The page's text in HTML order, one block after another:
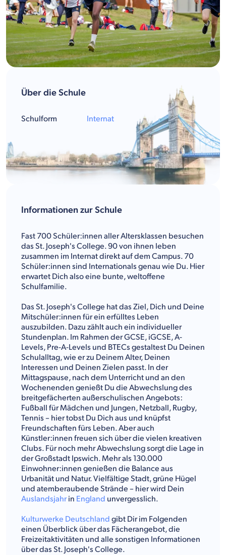
Informationen zur Schule
Fast 700 Schüler:innen aller Altersklassen besuchen
das St. Joseph's College. 90 von ihnen leben
zusammen im Internat direkt auf dem Campus. 70
Schüler:innen sind Internationals genau wie Du. Hier
erwartet Dich also eine bunte, weltoffene
Schulfamilie.
Das St. Joseph's College hat das Ziel, Dich und Deine
Mitschüler:innen für ein erfülltes Leben
auszubilden. Dazu zählt auch ein individueller
Stundenplan. Im Rahmen der GCSE, iGCSE, A-
Levels, Pre-A-Levels und BTECs gestaltest Du Deinen
Schulalltag, wie er zu Deinem Alter, Deinen
Interessen und Deinen Zielen passt. In der
Mittagspause, nach dem Unterricht und an den
Wochenenden genießt Du die Abwechslung des
breitgefächerten außerschulischen Angebots:
Fußball für Mädchen und Jungen, Netzball, Rugby,
Tennis – hier tobst Du Dich aus und knüpfst
Freundschaften fürs Leben. Aber auch
Künstler:innen freuen sich über die vielen kreativen
Clubs. Für noch mehr Abwechslung sorgt die Lage in
der Großstadt Ipswich. Mehr als 130.000
Einwohner:innen genießen die Balance aus
Urbanität und Natur. Vielfältige Stadt, grüne Hügel
und atemberaubende Strände – hier wird Dein
Auslandsjahrin England unvergesslich.
Kulturwerke Deutschland gibt Dir im Folgenden
einen Überblick über das Fächerangebot, die
Freizeitaktivitäten und alle sonstigen Informationen
über das St. Joseph's College.
Über die Schule
Schulform Internat